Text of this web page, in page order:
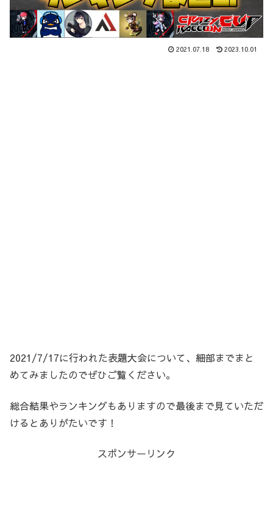
2021.07.18 2023.10.01
2021/7/17に行われた表題大会について、細部までまと
めてみましたのでぜひご覧ください。
総合結果やランキングもありますので最後まで見ていただ
けるとありがたいです！
スポンサーリンク